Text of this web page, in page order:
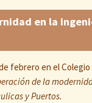
en la
febrero en el
de la
y Puertos.